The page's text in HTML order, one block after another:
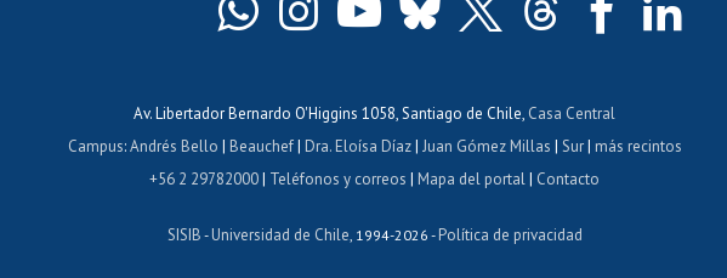
Av. Libertador Bernardo O'Higgins 1058, Santiago de Chile, Casa Central
Campus:Andrés Bello | Beauchef| Dra. Eloísa Díaz| Juan Gómez Millas | Sur| más recintos
+56 2 29782000| Teléfonos y correos |Mapa del portal| Contacto
SISIB -Universidad de Chile , 1994-2026 -Política de privacidad